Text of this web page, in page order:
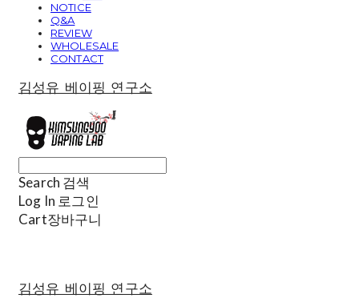
NOTICE
Q&A
REVIEW
WHOLESALE
CONTACT
김성유 베이핑 연구소
Search 검색
Log In 로그인
Cart장바구니
김성유 베이핑 연구소